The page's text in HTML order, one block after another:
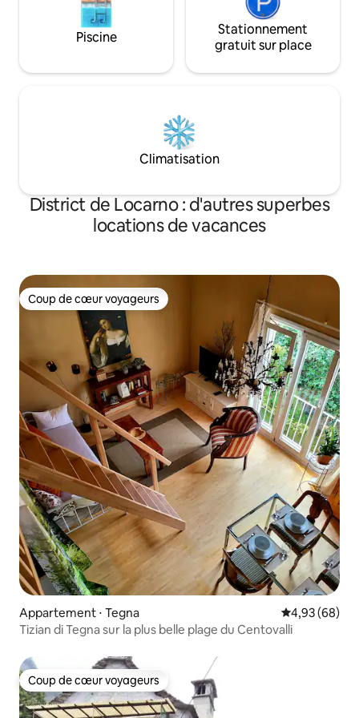
Piscine
Stationnement
gratuit sur place
Climatisation
District de Locarno : d'autres superbes
locations de vacances
Coup de cœur voyageurs
Coup de cœur voyageurs
Appartement ⋅ Tegna Évaluation
4,93 (68)
Tizian di Tegna sur la plus belle plage du Centovalli
Coup de cœur voyageurs
Coup de cœur voyageurs